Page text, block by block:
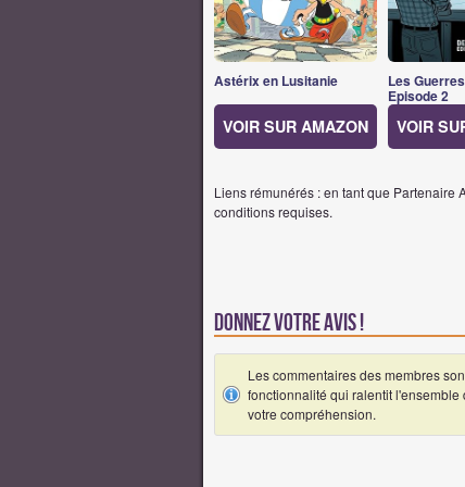
Astérix en Lusitanie
VOIR SUR AMAZON
Les
Episode 2
VOIR
Liens rémunérés : en tant que Partenaire
conditions requises.
Donnez votre avis !
Les commentaires des membres
fonctionnalité qui ralentit l'ensemble
votre compréhension.